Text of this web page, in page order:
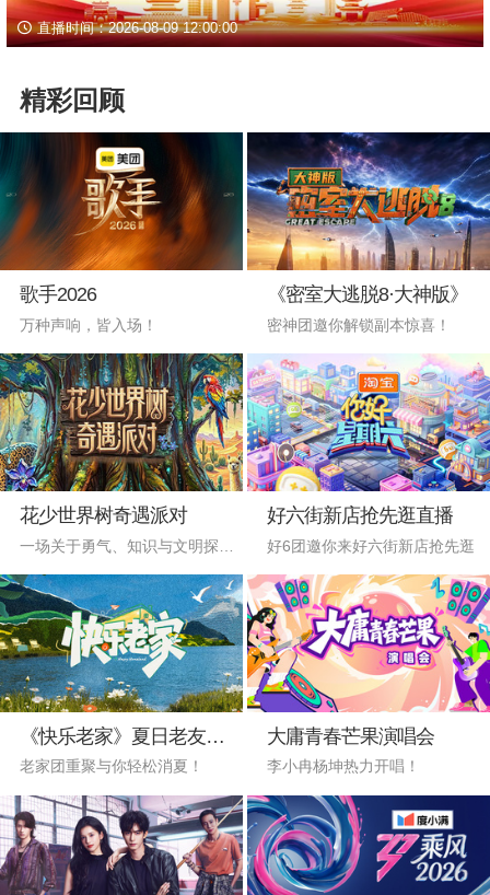
直播时间：2026-08-09 12:00:00
精彩回顾
歌手2026
万种声响，皆入场！
《密室大逃脱8·大神版》
密神团邀你解锁副本惊喜！
花少世界树奇遇派对 好六街新店抢先逛直播
好6团邀你来好六街新店抢先逛
《快乐老家》夏日老友吃瓜局
老家团重聚与你轻松消夏！
大庸青春芒果演唱会
李小冉杨坤热力开唱！